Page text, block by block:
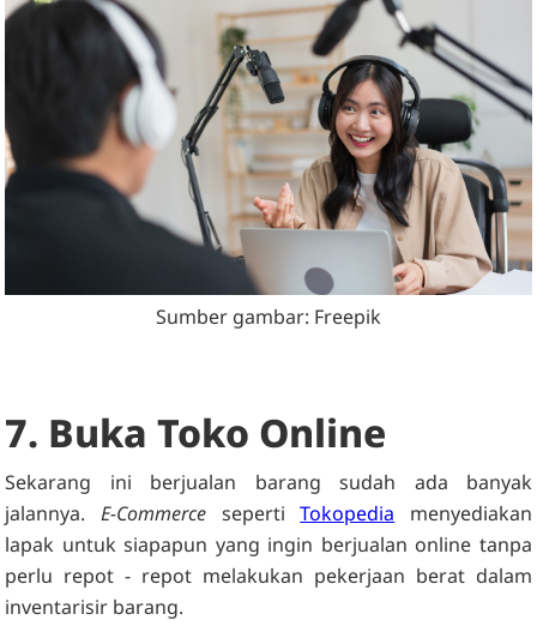
Sumber gambar: Freepik
7. Buka Toko Online
Sekarang ini berjualan barang sudah ada banyak
jalannya. E-Commerce sepertiTokopedia menyediakan
lapak untuk siapapun yang ingin berjualan online tanpa
perlu repot - repot melakukan pekerjaan berat dalam
inventarisir barang.